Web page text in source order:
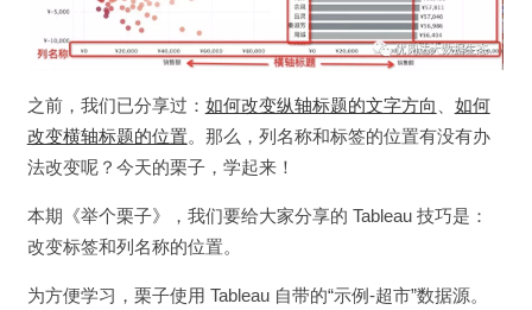
之前，我们已分享过： 如何改变纵轴标题的文字方向
如何
改变横轴标题的位置。那么，列名称和标签的位置有没有办
法改变呢？今天的栗子，学起来！
本期《举个栗子》，我们要给大家分享的 Tableau 技巧是：
改变标签和列名称的位置。
为方便学习，栗子使用 Tableau 自带的“示例-超市”数据源。